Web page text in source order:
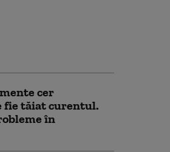
cer
fie tăiat curentul.
în